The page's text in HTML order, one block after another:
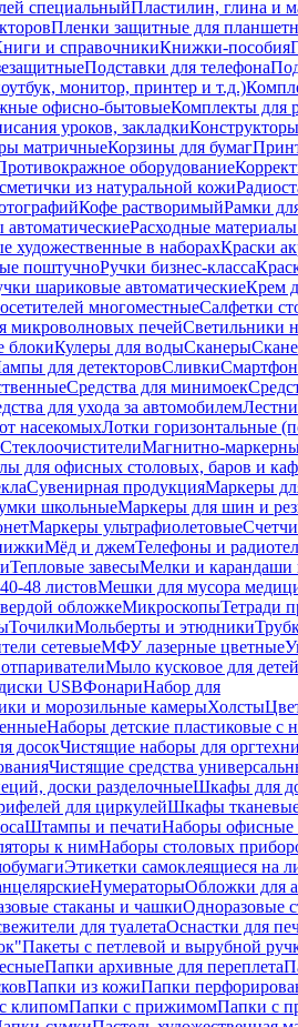
специальныйПластилин, глина и
Пленки защитные для
и справочникиКнижки-пособия
Подставки для телефона
монитор, принтер и т.д.)
офисно-бытовыеКомплекты для
уроков, закладкиКонструкторы
матричныеКорзины для бумаг
оборудование
из натуральной кожи
Кофе растворимыйРамки
Расходные
художественные в наборахКраски
поштучноРучки бизнес-класса
шариковые автоматическиеКрем
многоместныеСалфетки
микроволновых печейСветильники
блокиКулеры для водыСканеры
для детекторовСливки
Средства для минимоек
для ухода за автомобилем
насекомыхЛотки горизонтальные
СтеклоочистителиМагнитно-
для офисных столовых, баров и
Сувенирная продукцияМаркеры
школьныеМаркеры для шин и
Маркеры ультрафиолетовые
Мёд и джемТелефоны и
Тепловые завесыМелки и карандаши
48 листовМешки для мусора
обложкеМикроскопыТетради
ТочилкиМольберты и этюдники
сетевыеМФУ лазерные цветные
Мыло кусковое для детей
USBФонариНабор для
и морозильные камерыХолсты
Наборы детские пластиковые с
досокЧистящие наборы для
Чистящие средства
доски разделочныеШкафы для
для циркулейШкафы
Штампы и печатиНаборы офисные
к нимНаборы столовых
Этикетки самоклеящиеся на
НумераторыОбложки для
стаканы и чашкиОдноразовые
для туалетаОснастки для
Пакеты с петлевой и вырубной
Папки архивные для переплета
Папки из кожиПапки
клипомПапки с прижимомПапки с